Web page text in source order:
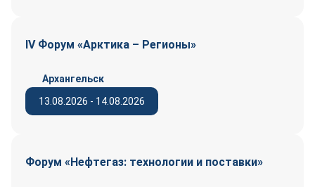
IV Форум «Арктика – Регионы»
13.08.2026 - 14.08.2026
Архангельск
Форум «Нефтегаз: технологии и поставки»